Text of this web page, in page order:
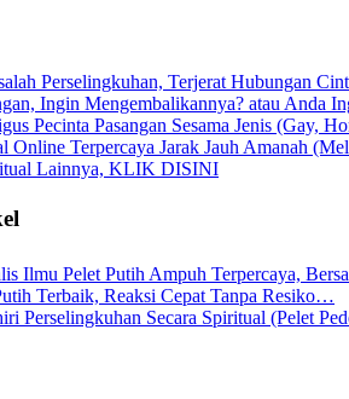
Perselingkuhan, Terjerat Hubungan
Ingin Mengembalikannya? atau
Pecinta Pasangan Sesama Jenis
Online Terpercaya Jarak Jauh Amanah
Lainnya, KLIK DISINI
Ilmu Pelet Putih Ampuh Terpercaya,
Terbaik, Reaksi Cepat Tanpa Resiko…
Perselingkuhan Secara Spiritual (Pelet